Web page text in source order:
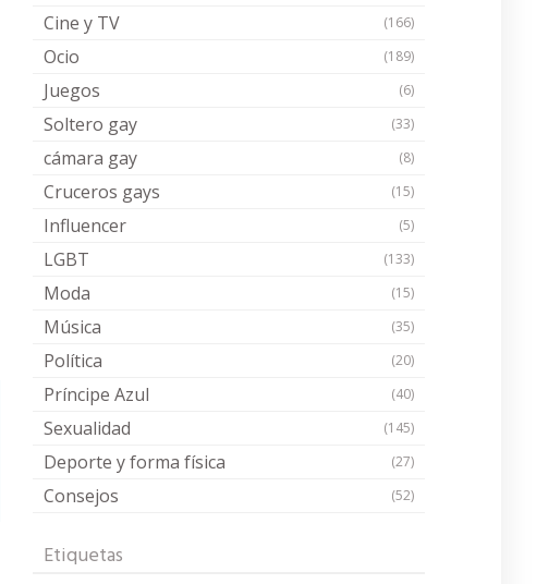
Cine y TV
(166)
Ocio (189)
Juegos (6)
Soltero gay (33)
cámara gay (8)
Cruceros gays (15)
Influencer (5)
LGBT (133)
Moda (15)
Música (35)
Política (20)
Príncipe Azul (40)
Sexualidad (145)
Deporte y forma física (27)
Consejos (52)
Etiquetas